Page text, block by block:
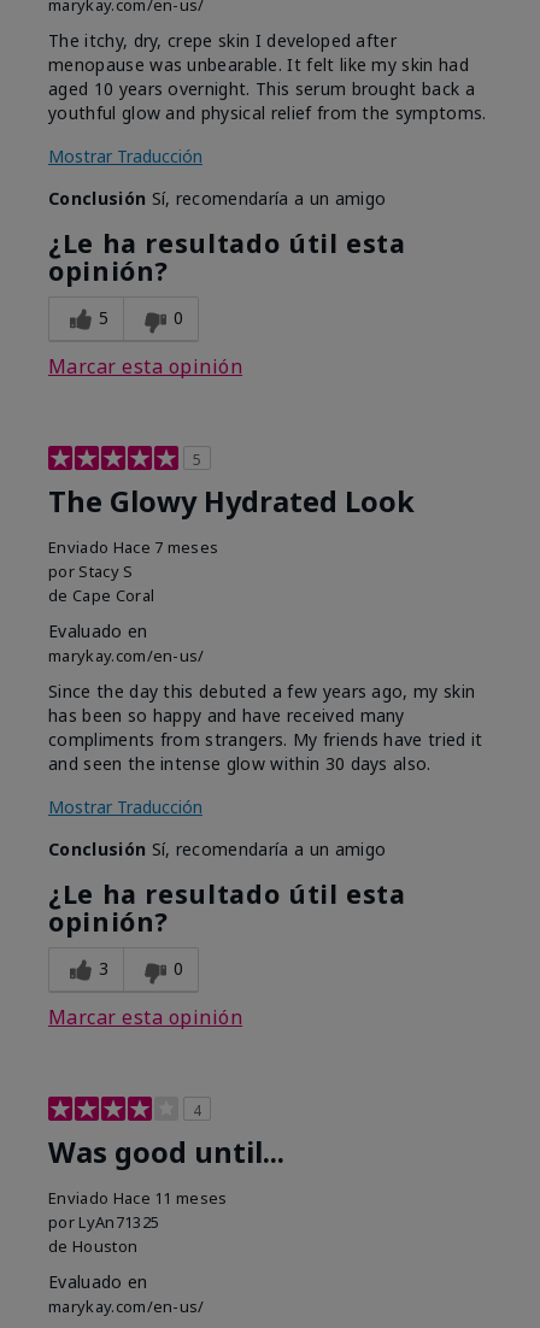
marykay.com/en-us/
The itchy, dry, crepe skin I developed after
menopause was unbearable. It felt like my skin had
aged 10 years overnight. This serum brought back a
youthful glow and physical relief from the symptoms.
Mostrar Traducción
Conclusión Sí, recomendaría a un amigo
¿Le ha resultado útil esta
opinión?
5 0
Marcar esta opinión
5
The Glowy Hydrated Look
Enviado Hace 7 meses
por Stacy S
de Cape Coral
Evaluado en
marykay.com/en-us/
Since the day this debuted a few years ago, my skin
has been so happy and have received many
compliments from strangers. My friends have tried it
and seen the intense glow within 30 days also.
Mostrar Traducción
Conclusión Sí, recomendaría a un amigo
¿Le ha resultado útil esta
opinión?
3 0
Marcar esta opinión
4
Was good until...
Enviado Hace 11 meses
por LyAn71325
de Houston
Evaluado en
marykay.com/en-us/